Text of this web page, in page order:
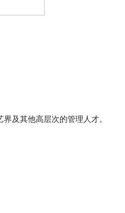
及其他高层次的管理人才。